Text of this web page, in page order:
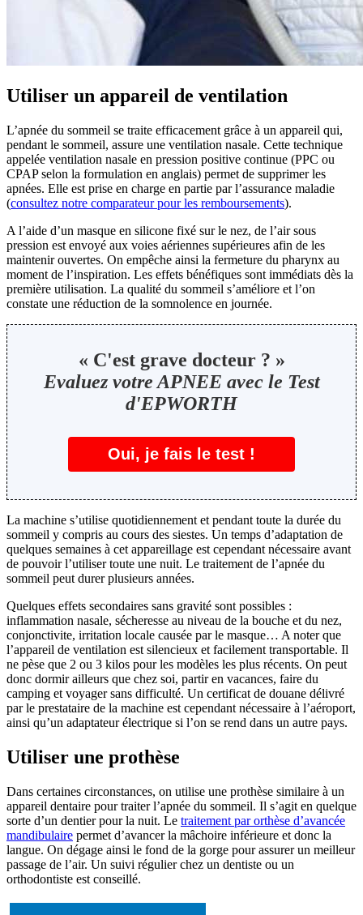
Utiliser un appareil de ventilation
L’apnée du sommeil se traite efficacement grâce à un appareil qui,
pendant le sommeil, assure une ventilation nasale. Cette technique
appelée ventilation nasale en pression positive continue (PPC ou
CPAP selon la formulation en anglais) permet de supprimer les
apnées. Elle est prise en charge en partie par l’assurance maladie
(consultez notre comparateur pour les remboursements).
A l’aide d’un masque en silicone fixé sur le nez, de l’air sous
pression est envoyé aux voies aériennes supérieures afin de les
maintenir ouvertes. On empêche ainsi la fermeture du pharynx au
moment de l’inspiration. Les effets bénéfiques sont immédiats dès la
première utilisation. La qualité du sommeil s’améliore et l’on
constate une réduction de la somnolence en journée.
« C'est grave docteur ? »
Evaluez votre APNEE avec le Test
d'EPWORTH
Oui, je fais le test !
La machine s’utilise quotidiennement et pendant toute la durée du
sommeil y compris au cours des siestes. Un temps d’adaptation de
quelques semaines à cet appareillage est cependant nécessaire avant
de pouvoir l’utiliser toute une nuit. Le traitement de l’apnée du
sommeil peut durer plusieurs années.
Quelques effets secondaires sans gravité sont possibles :
inflammation nasale, sécheresse au niveau de la bouche et du nez,
conjonctivite, irritation locale causée par le masque… A noter que
l’appareil de ventilation est silencieux et facilement transportable. Il
ne pèse que 2 ou 3 kilos pour les modèles les plus récents. On peut
donc dormir ailleurs que chez soi, partir en vacances, faire du
camping et voyager sans difficulté. Un certificat de douane délivré
par le prestataire de la machine est cependant nécessaire à l’aéroport,
ainsi qu’un adaptateur électrique si l’on se rend dans un autre pays.
Utiliser une prothèse
Dans certaines circonstances, on utilise une prothèse similaire à un
appareil dentaire pour traiter l’apnée du sommeil. Il s’agit en quelque
sorte d’un dentier pour la nuit. Le traitement par orthèse d’avancée
mandibulaire permet d’avancer la mâchoire inférieure et donc la
langue. On dégage ainsi le fond de la gorge pour assurer un meilleur
passage de l’air. Un suivi régulier chez un dentiste ou un
orthodontiste est conseillé.